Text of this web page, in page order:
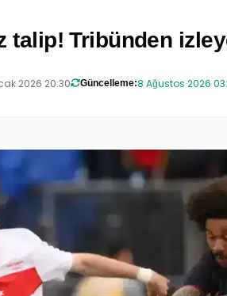
Tribünden
2026 20:30 Güncelleme:8 Ağustos 2026